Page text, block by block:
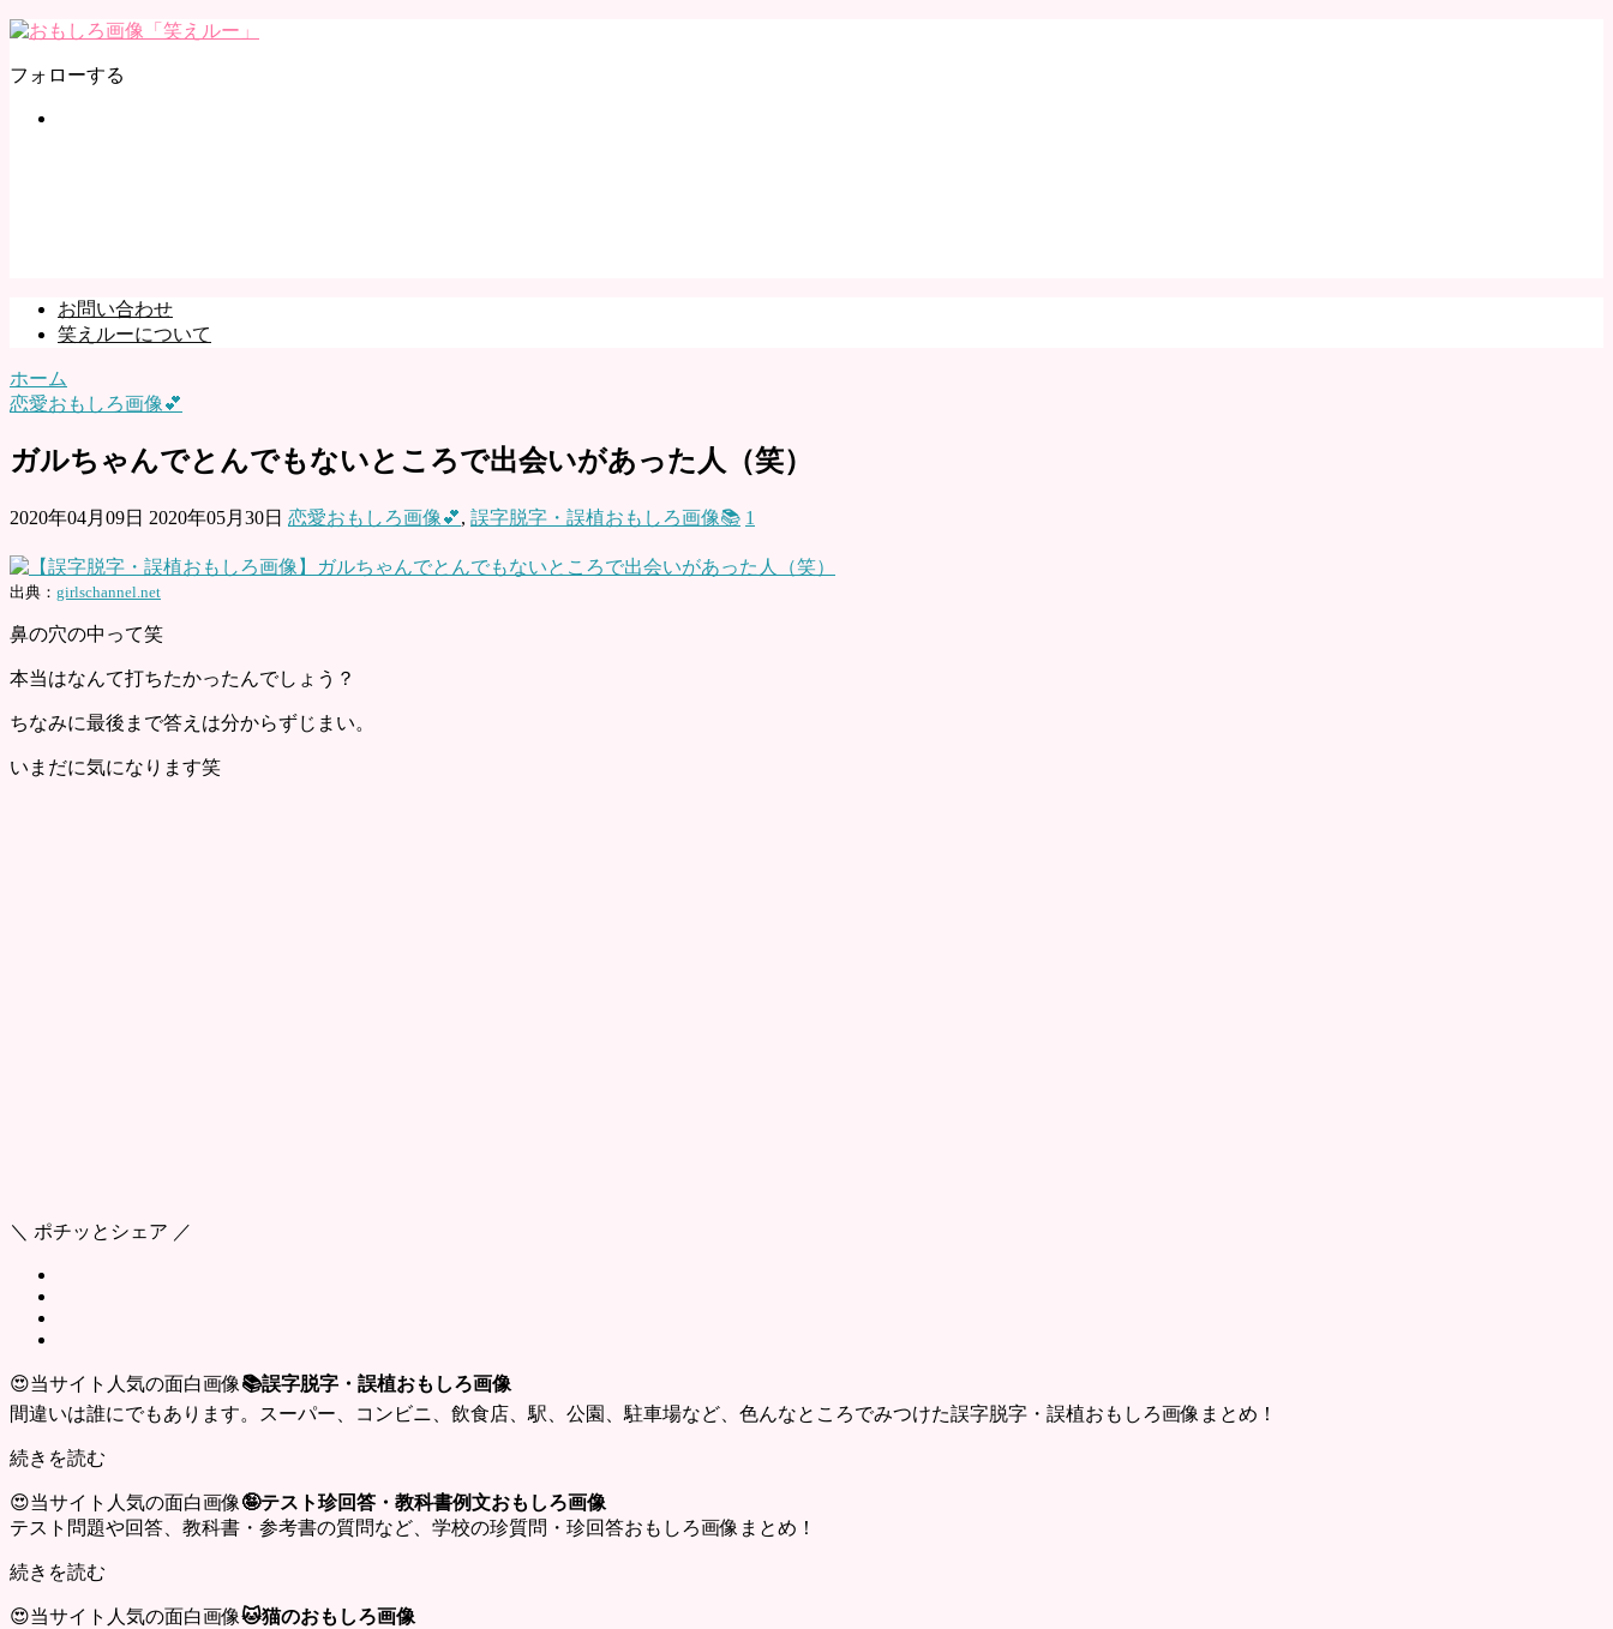
フォローする
お問い合わせ
笑えルーについて
ホーム
恋愛おもしろ画像💕
ガルちゃんでとんでもないところで出会いがあった人（笑）
2020年04月09日 2020年05月30日 恋愛おもしろ画像💕, 誤字脱字・誤植おもしろ画像📚 1
出典： girlschannel.net
鼻の穴の中って笑
本当はなんて打ちたかったんでしょう？
ちなみに最後まで答えは分からずじまい。
いまだに気になります笑
＼ ポチッとシェア ／
😍当サイト人気の面白画像📚誤字脱字・誤植おもしろ画像
間違いは誰にでもあります。スーパー、コンビニ、飲食店、駅、公園、駐車場など、色んなところでみつけた誤字脱字・誤植おもしろ画像まとめ！
続きを読む
😍当サイト人気の面白画像🤪テスト珍回答・教科書例文おもしろ画像
テスト問題や回答、教科書・参考書の質問など、学校の珍質問・珍回答おもしろ画像まとめ！
続きを読む
😍当サイト人気の面白画像🐱猫のおもしろ画像